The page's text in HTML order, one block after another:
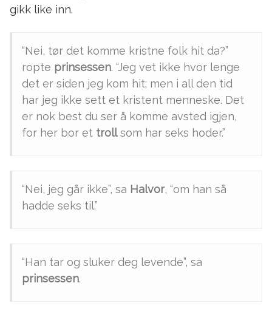
gikk like inn.
“Nei, tør det komme kristne folk hit da?”
ropte prinsessen. “Jeg vet ikke hvor lenge
det er siden jeg kom hit; men i all den tid
har jeg ikke sett et kristent menneske. Det
er nok best du ser å komme avsted igjen,
for her bor et trollsom har seks hoder.”
“Nei, jeg går ikke”, sa Halvor, “om han så
hadde seks til.”
“Han tar og sluker deg levende”, sa
prinsessen.